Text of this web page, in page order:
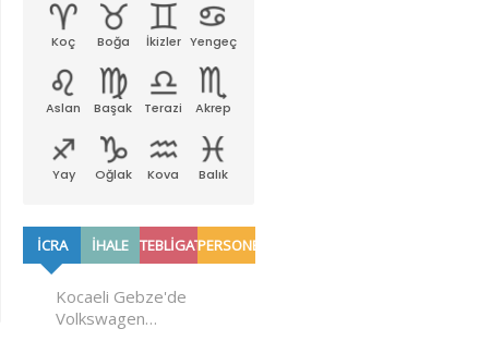
Koç Boğa İkizler Yengeç
Aslan Başak Terazi Akrep
Yay Oğlak Kova Balık